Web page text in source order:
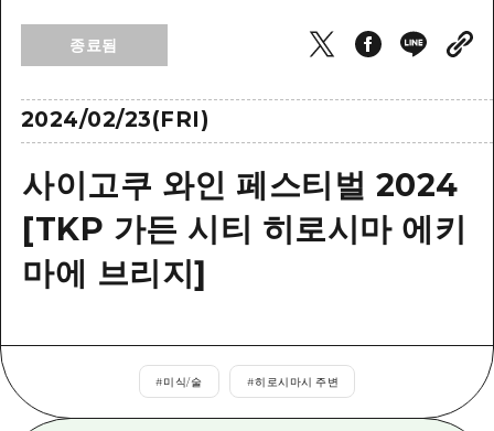
나이트 라이프
세계유산
배움과 체험
기준
역사/문화
자연
빈고(備後)
게이호쿠(芸北)
야마구치(山口)현 동부
빠른 여행
당일치기
반나절
1박 2일
미야지마(宮島) 주변
야마구치(山口)현 동부
에히메(愛媛)현
시마네(島根)현
목록
접근
보조 트래픽 요약
시설 혼잡 상황
히로시마 OMOTENASHI 패스
수하물 보관 및 배송 서비스
외국인 여행자용 거리 관광안내소
자원봉사 가이드
HOME
종료됨
2024/02/23(FRI)
사이고쿠 와인 페스티벌 2024
[TKP 가든 시티 히로시마 에키
마에 브리지]
#미식/술 #히로시마시 주변